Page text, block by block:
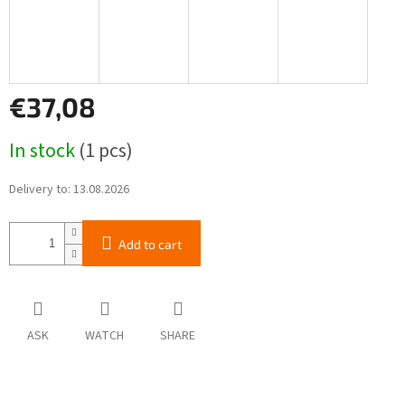
€37,08
price:
In stock(1 pcs)
Delivery to: 13.08.2026
Add to cart
ASK WATCH SHARE